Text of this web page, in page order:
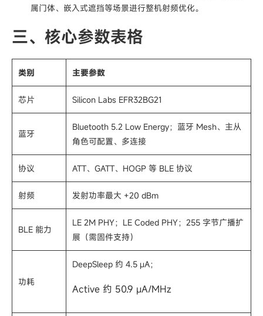
属门体、嵌入式遮挡等场景进行整机射频优化。
三、核心参数表格
类别 主要参数
芯片 Silicon Labs EFR32BG21
蓝牙
Bluetooth 5.2 Low Energy；蓝牙 Mesh、主从
角色可配置、多连接
协议 ATT、GATT、HOGP 等 BLE 协议
射频 发射功率最大 +20 dBm
BLE 能力
LE 2M PHY；LE Coded PHY；255 字节广播扩
展（需固件支持）
功耗
DeepSleep 约 4.5 µA；
Active 约 50.9 µA/MHz